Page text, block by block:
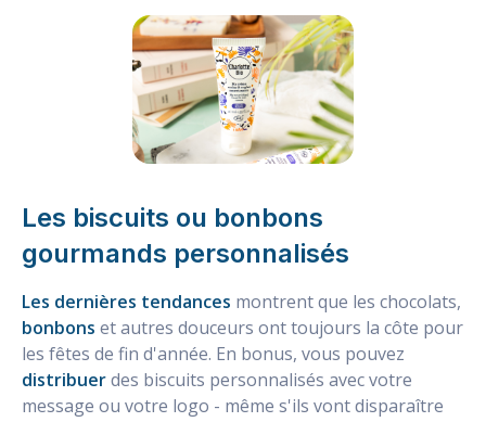
Les biscuits ou bonbons
gourmands personnalisés
Les dernières tendances montrent que les chocolats,
bonbons et autres douceurs ont toujours la côte pour
les fêtes de fin d'année. En bonus, vous pouvez
distribuerdes biscuits personnalisés avec votre
message ou votre logo - même s'ils vont disparaître